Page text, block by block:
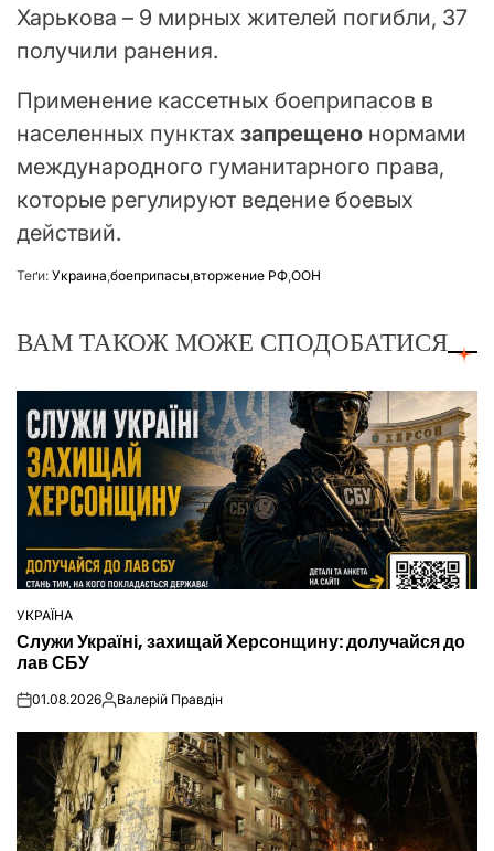
Харькова – 9 мирных жителей погибли, 37
получили ранения.
Применение кассетных боеприпасов в
населенных пунктах запрещено нормами
международного гуманитарного права,
которые регулируют ведение боевых
действий.
Теґи: Украина,боеприпасы,вторжение РФ,ООН
ВАМ ТАКОЖ МОЖЕ СПОДОБАТИСЯ
ОПУБЛІКУВАТИ
У
УКРАЇНА
Служи Україні, захищай Херсонщину: долучайся до
лав СБУ
on01.08.2026Опубліковано
Валерій Правдін